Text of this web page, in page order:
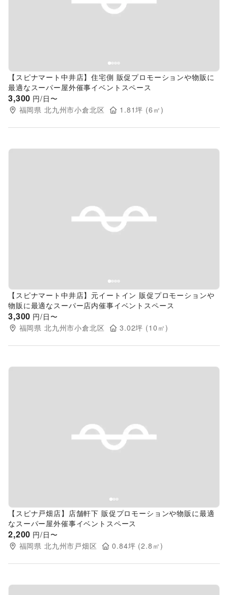
Previous slide
【スピナマート中井店】住宅側 販促プロモーションや物販に
最適なスーパー屋外催事イベントスペース
3,300 円/日〜
福岡県 北九州市小倉北区 1.81坪 (6 ㎡)
Previous slide
【スピナマート中井店】元イートイン 販促プロモーションや
物販に最適なスーパー店内催事イベントスペース
3,300 円/日〜
福岡県 北九州市小倉北区 3.02坪 (10 ㎡)
Previous slide
【スピナ戸畑店】店舗軒下 販促プロモーションや物販に最適
なスーパー屋外催事イベントスペース
2,200 円/日〜
福岡県 北九州市戸畑区 0.84坪 (2.8 ㎡)